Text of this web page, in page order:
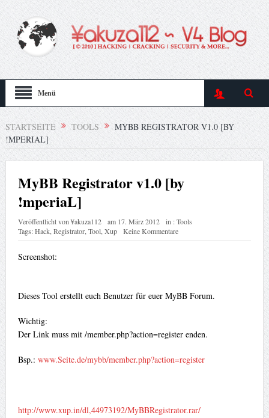
Menü
STARTSEITE TOOLS
MYBB REGISTRATOR V1.0 [BY
!MPERIAL]
MyBB Registrator v1.0 [by
!mperiaL]
Veröffentlicht von¥akuza112 am 17. März 2012 in :Tools
Tags:Hack, Registrator, Tool, Xup Keine Kommentare
Screenshot:
Dieses Tool erstellt euch Benutzer für euer MyBB Forum.
Wichtig:
Der Link muss mit /member.php?action=register enden.
Bsp.: www.Seite.de/mybb/member.php?action=register
http://www.xup.in/dl,44973192/MyBBRegistrator.rar/